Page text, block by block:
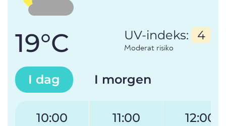
19°C UV-indeks: 4
Moderat risiko
I dag I morgen
10:00 11:00 12:00